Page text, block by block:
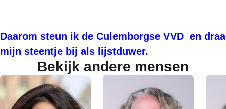
Daarom steun ik de Culemborgse VVD en
mijn steentje bij als lijstduwer.
Bekijk andere mensen